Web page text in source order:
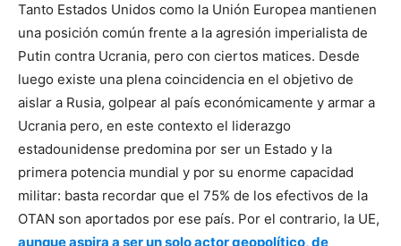
Tanto Estados Unidos como la Unión Europea mantienen
una posición común frente a la agresión imperialista de
Putin contra Ucrania, pero con ciertos matices. Desde
luego existe una plena coincidencia en el objetivo de
aislar a Rusia, golpear al país económicamente y armar a
Ucrania pero, en este contexto el liderazgo
estadounidense predomina por ser un Estado y la
primera potencia mundial y por su enorme capacidad
militar: basta recordar que el 75% de los efectivos de la
OTAN son aportados por ese país. Por el contrario, la UE,
aunque aspira a ser un solo actor geopolítico, de